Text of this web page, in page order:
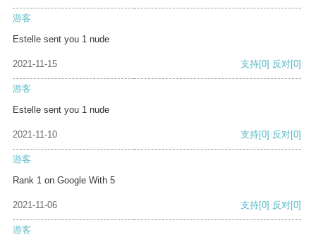
游客
Estelle sent you 1 nude
2021-11-15 支持[0] 反对[0]
游客
Estelle sent you 1 nude
2021-11-10 支持[0] 反对[0]
游客
Rank 1 on Google With 5
2021-11-06 支持[0] 反对[0]
游客